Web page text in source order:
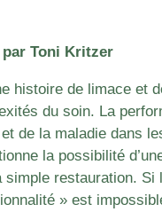
Toni Kritzer
histoire de limace et
du soin. La
de la maladie dans
la possibilité
simple restauration.
» est